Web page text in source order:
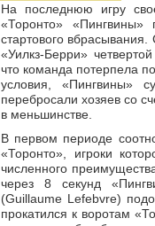
На последнюю игру
«Торонто»
стартового вбрасывания.
«Уилкз-Берри»
что команда потерпела
условия, «Пингвины»
перебросали хозяев со
в меньшинстве.
В первом периоде
«Торонто», игроки
численного
через 8 секунд
(Guillaume Lefebvre)
прокатился к воротам